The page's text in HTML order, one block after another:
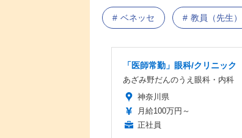
ベネッセ 教員（先生）
「医師常勤」眼科/クリニック
あざみ野だんのうえ眼科・内科
神奈川県
月給100万円～
正社員